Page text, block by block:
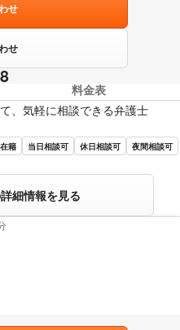
せ
せ
料金表
、気軽に相談できる弁護士
籍 当日相談可 休日相談可
夜間相談可
細情報を見る